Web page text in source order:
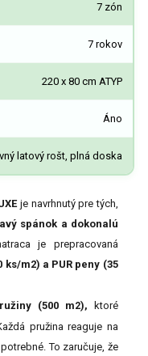
7 zón
7 rokov
220 x 80 cm ATYP
Áno
latový rošt, plná doska
je navrhnutý pre tých,
spánok a dokonalú
je prepracovaná
m2) a PUR peny (35
(500 m2), ktoré
pružina reaguje na
To zaručuje, že